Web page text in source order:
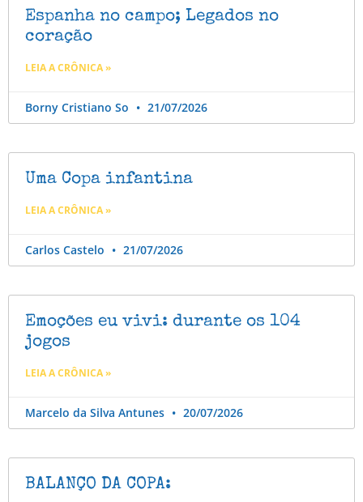
Espanha no campo; Legados no
coração
LEIA A CRÔNICA »
Borny Cristiano So 21/07/2026
Uma Copa infantina
LEIA A CRÔNICA »
Carlos Castelo 21/07/2026
Emoções eu vivi: durante os 104
jogos
LEIA A CRÔNICA »
Marcelo da Silva Antunes 20/07/2026
BALANÇO DA COPA: